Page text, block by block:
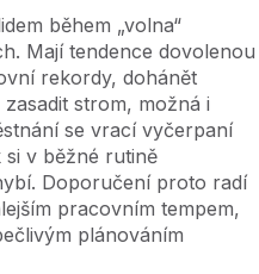
během „volna“
Mají tendence dovolenou
rekordy, dohánět
strom, možná i
se vrací vyčerpaní
si v běžné rutině
Doporučení proto radí
pracovním tempem,
plánováním